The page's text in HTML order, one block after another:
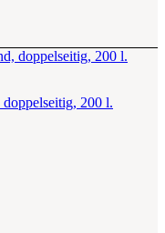
200 l.